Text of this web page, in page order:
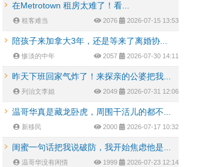
在Metrotown 租房太难了！看...
租客难当 2076 2026-07-15 13:53
陪孩子来加拿大3年，还是等来了离婚协...
惨淡的中年 2057 2026-07-30 14:11
昨天下班回家气炸了！来探亲的公婆把我...
列治文李姐 2049 2026-07-31 12:06
温哥华真是藏龙卧虎，周围干活儿的都不...
新移民 2000 2026-07-17 10:32
闺蜜一句话把我说破防，我开始焦虑他是...
温哥华没有闲情 1999 2026-07-23 12:14